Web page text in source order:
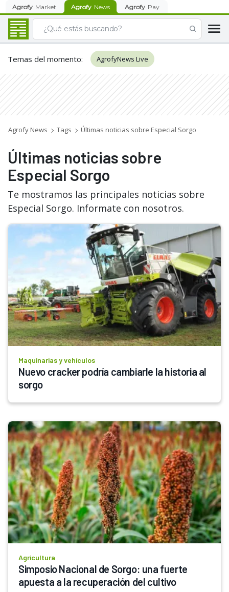
Agrofy Market Agrofy News Agrofy Pay
Temas del momento: AgrofyNews Live
Agrofy News Tags Últimas noticias sobre Especial Sorgo
Últimas noticias sobre
Especial Sorgo
Te mostramos las principales noticias sobre
Especial Sorgo. Informate con nosotros.
Maquinarias y vehículos
Nuevo cracker podría cambiarle la historia al
sorgo
Agricultura
Simposio Nacional de Sorgo: una fuerte
apuesta a la recuperación del cultivo